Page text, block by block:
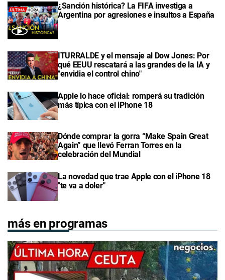
¿Sanción histórica? La FIFA investiga a
Argentina por agresiones e insultos a España
ITURRALDE y el mensaje al Dow Jones: Por
qué EEUU rescatará a las grandes de la IA y
"envidia el control chino"
Apple lo hace oficial: romperá su tradición
más típica con el iPhone 18
Dónde comprar la gorra “Make Spain Great
Again” que llevó Ferran Torres en la
celebración del Mundial
La novedad que trae Apple con el iPhone 18
"te va a doler"
más en programas